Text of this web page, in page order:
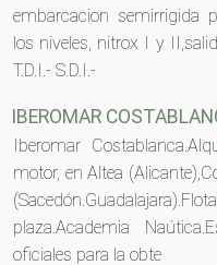
embarcacion semirrigida
los niveles, nitrox I y
T.D.I.- S.D.I.-
IBEROMAR
Iberomar
motor, en Altea
plaza.Academia
oficiales para la obte